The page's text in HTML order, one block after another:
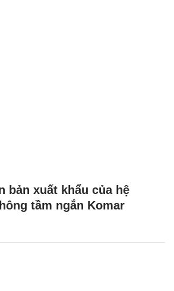
bản xuất khẩu của hệ
tầm ngắn Komar